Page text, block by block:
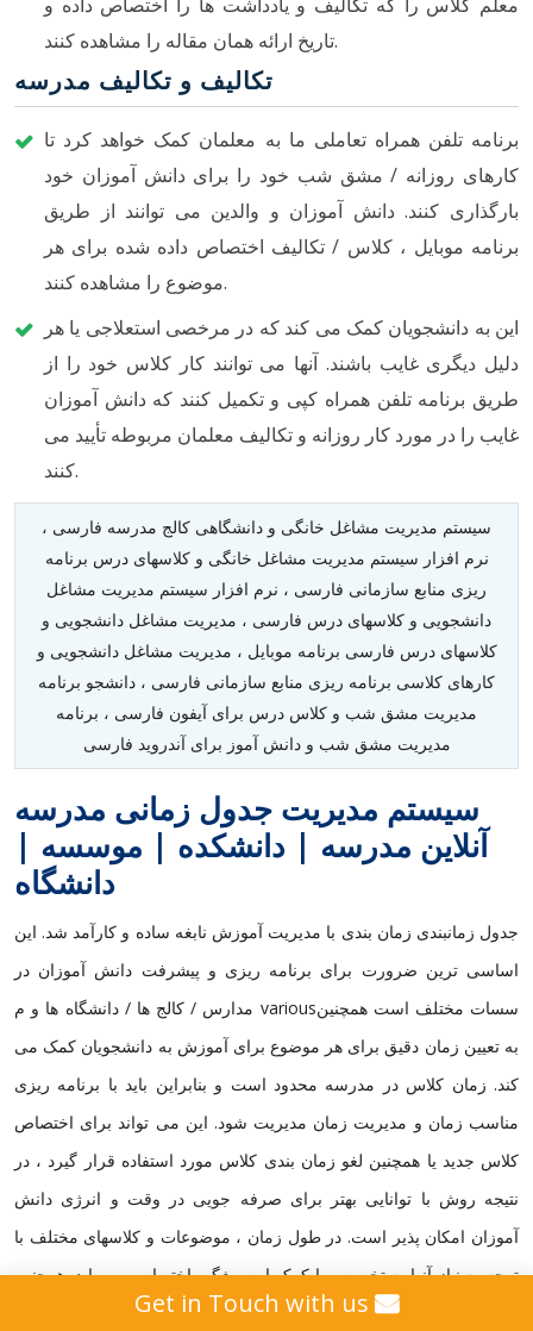
تاریخ ارائه همان مقاله را مشاهده کنند.
تکالیف و تکالیف مدرسه
برنامه تلفن همراه تعاملی ما به معلمان کمک خواهد کرد تا
کارهای روزانه / مشق شب خود را برای دانش آموزان خود
بارگذاری کنند. دانش آموزان و والدین می توانند از طریق
برنامه موبایل ، کلاس / تکالیف اختصاص داده شده برای هر
موضوع را مشاهده کنند.
این به دانشجویان کمک می کند که در مرخصی استعلاجی یا هر
دلیل دیگری غایب باشند. آنها می توانند کار کلاس خود را از
طریق برنامه تلفن همراه کپی و تکمیل کنند که دانش آموزان
غایب را در مورد کار روزانه و تکالیف معلمان مربوطه تأیید می
کنند.
سیستم مدیریت مشاغل خانگی و دانشگاهی کالج مدرسه فارسی ،
نرم افزار سیستم مدیریت مشاغل خانگی و کلاسهای درس برنامه
ریزی منابع سازمانی فارسی ، نرم افزار سیستم مدیریت مشاغل
دانشجویی و کلاسهای درس فارسی ، مدیریت مشاغل دانشجویی و
کلاسهای درس فارسی برنامه موبایل ، مدیریت مشاغل دانشجویی و
کارهای کلاسی برنامه ریزی منابع سازمانی فارسی ، دانشجو برنامه
مدیریت مشق شب و کلاس درس برای آیفون فارسی ، برنامه
مدیریت مشق شب و دانش آموز برای آندروید فارسی
سیستم مدیریت جدول زمانی مدرسه
آنلاین مدرسه | دانشکده | موسسه |
دانشگاه
جدول زمانبندی زمان بندی با مدیریت آموزش نابغه ساده و کارآمد شد. این
اساسی ترین ضرورت برای برنامه ریزی و پیشرفت دانش آموزان در
مدارس / کالج ها / دانشگاه ها و م variousسسات مختلف است همچنین
به تعیین زمان دقیق برای هر موضوع برای آموزش به دانشجویان کمک می
کند. زمان کلاس در مدرسه محدود است و بنابراین باید با برنامه ریزی
مناسب زمان و مدیریت زمان مدیریت شود. این می تواند برای اختصاص
کلاس جدید یا همچنین لغو زمان بندی کلاس مورد استفاده قرار گیرد ، در
نتیجه روش با توانایی بهتر برای صرفه جویی در وقت و انرژی دانش
آموزان امکان پذیر است. در طول زمان ، موضوعات و کلاسهای مختلف با
توجه به نیاز آنها به تخصیص با کمک این ویژگی اختصاص می یابد. همچنین
می تواند برای اختصاص کلاسهای مختلف نظری و عملی که باعث افزایش
Get in Touch with us